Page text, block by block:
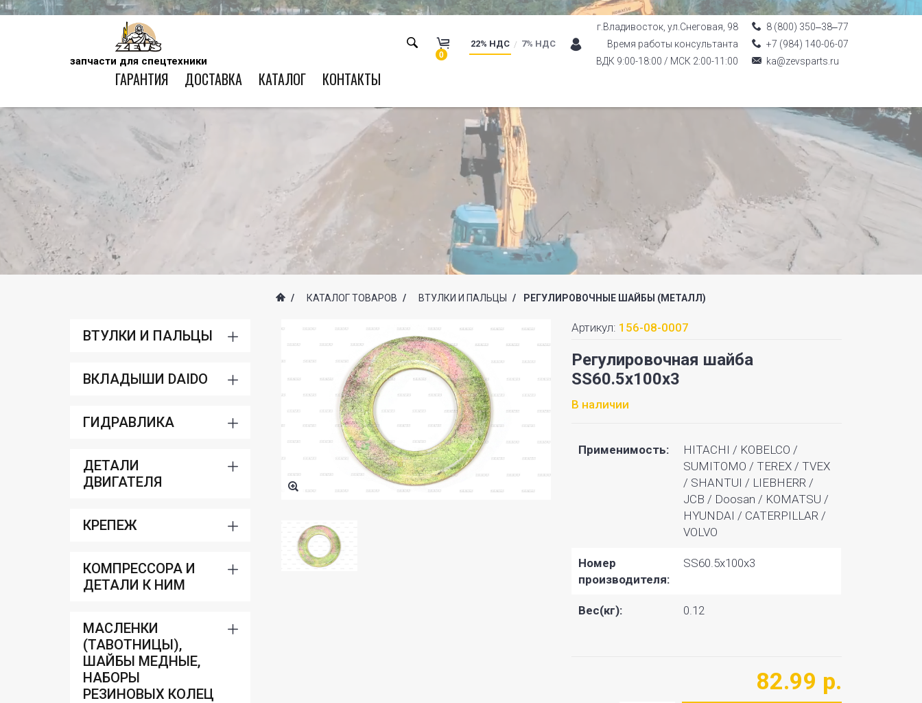
г.Владивосток, ул.Снеговая, 98
Время работы консультанта
ВДК 9:00-18:00 / МСК 2:00-11:00
8 (800) 350‒38‒77
+7 (984) 140-06-07
ka@zevsparts.ru
22% НДС 7% НДС
0
запчасти для спецтехники
ГАРАНТИЯ ДОСТАВКА КАТАЛОГ КОНТАКТЫ
ВТУЛКИ И ПАЛЬЦЫ
ВКЛАДЫШИ DAIDO
ГИДРАВЛИКА
ДЕТАЛИ
ДВИГАТЕЛЯ
КРЕПЕЖ
КОМПРЕССОРА И
ДЕТАЛИ К НИМ
МАСЛЕНКИ
(ТАВОТНИЦЫ),
ШАЙБЫ МЕДНЫЕ,
НАБОРЫ
РЕЗИНОВЫХ КОЛЕЦ
/ КАТАЛОГ ТОВАРОВ / ВТУЛКИ И ПАЛЬЦЫ / РЕГУЛИРОВОЧНЫЕ ШАЙБЫ (МЕТАЛЛ)
Артикул: 156-08-0007
Регулировочная шайба
SS60.5x100x3
В наличии
Применимость: HITACHI / KOBELCO / SUMITOMO / TEREX / TVEX / SHANTUI / LIEBHERR / JCB / Doosan / KOMATSU / HYUNDAI
Номер
производителя:
SS60.5x100x3
Вес(кг): 0.12
82.99 р.